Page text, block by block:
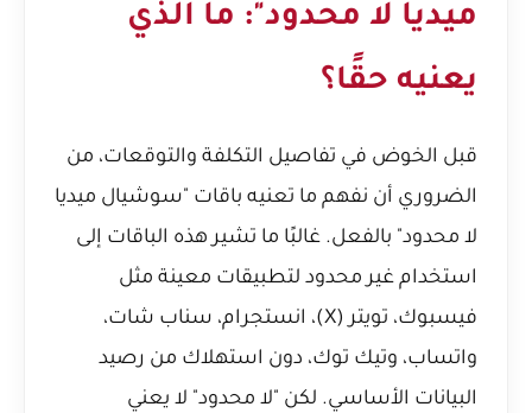
ميديا لا محدود": ما الذي
يعنيه حقًا؟
قبل الخوض في تفاصيل التكلفة والتوقعات، من
الضروري أن نفهم ما تعنيه باقات "سوشيال ميديا
لا محدود" بالفعل. غالبًا ما تشير هذه الباقات إلى
استخدام غير محدود لتطبيقات معينة مثل
فيسبوك، تويتر (X)، انستجرام، سناب شات،
واتساب، وتيك توك، دون استهلاك من رصيد
البيانات الأساسي. لكن "لا محدود" لا يعني